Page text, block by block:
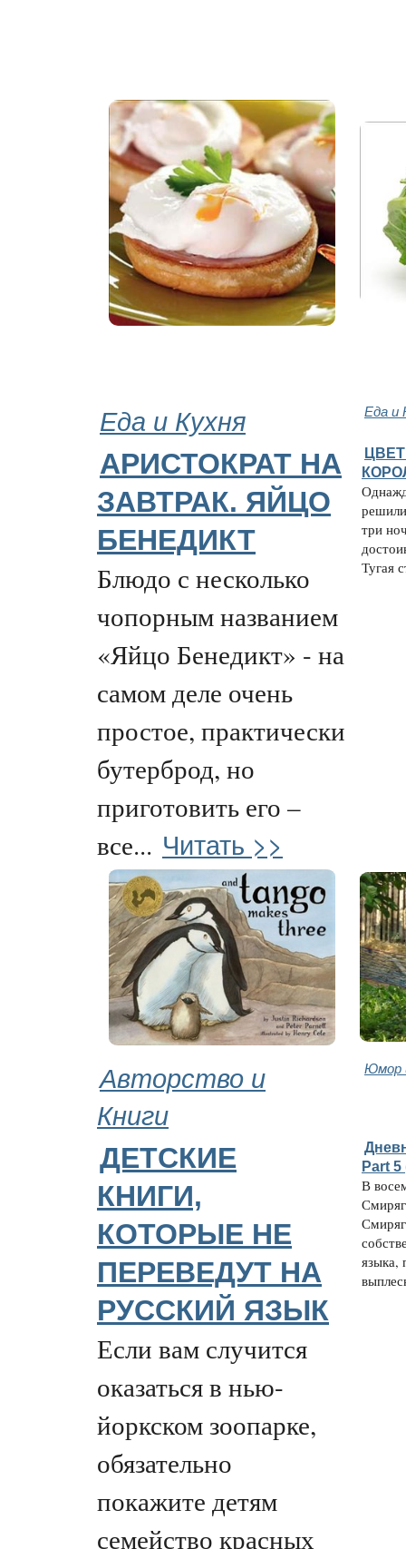
Еда и Кухня Еда и
АРИСТОКРАТ НА
ЗАВТРАК. ЯЙЦО
БЕНЕДИКТ
Блюдо с несколько
чопорным названием
«Яйцо Бенедикт» - на
самом деле очень
простое, практически
бутерброд, но
приготовить его –
все... Читать >>
три
Тугая
Авторство и
Книги
Юмор
ДЕТСКИЕ
КНИГИ,
КОТОРЫЕ НЕ
ПЕРЕВЕДУТ НА
РУССКИЙ ЯЗЫК
Если вам случится
оказаться в нью-
йоркском зоопарке,
обязательно
покажите детям
семейство красных
Part
В
языка,